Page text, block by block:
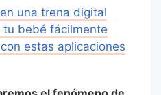
una trena digital
tu bebé fácilmente
estas aplicaciones